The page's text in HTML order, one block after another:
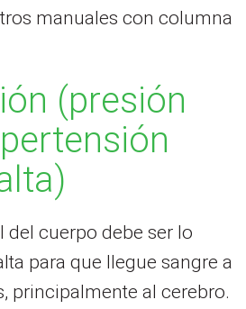
manuales con columna
(presión
del cuerpo debe ser lo
para que llegue sangre a
principalmente al cerebro.